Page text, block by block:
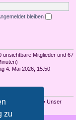
zu
bleiben
unsichtbare Mitglieder und 67
4. Mai 2026, 15:50
insgesamt
• Unser